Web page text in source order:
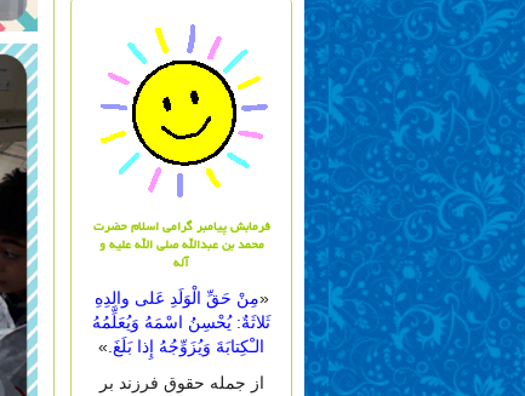
فرمابش پیامبر گرامی اسلام حضرت
محمد بن عبدالله صلی الله علیه و
آله
«مِنْ حَقِّ الْوَلَدِ عَلى والِدِهِ
ثَلاثَةٌ: یُحْسِنُ اسْمَهُ وَیُعَلِّمُهُ
الـْکِتابَةَ وَیُزَوِّجُهُ إِذا بَلَغَ .»
از جمله حقوق فرزند بر